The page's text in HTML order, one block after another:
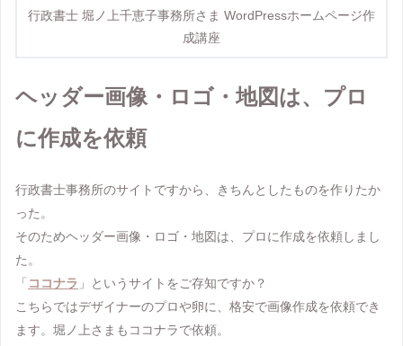
行政書士 堀ノ上千恵子事務所さま WordPressホームページ作
成講座
ヘッダー画像・ロゴ・地図は、プロ
に作成を依頼
行政書士事務所のサイトですから、きちんとしたものを作りたか
った。
そのためヘッダー画像・ロゴ・地図は、プロに作成を依頼しまし
た。
「 ココナラ 」というサイトをご存知ですか？
こちらではデザイナーのプロや卵に、格安で画像作成を依頼でき
ます。堀ノ上さまもココナラで依頼。